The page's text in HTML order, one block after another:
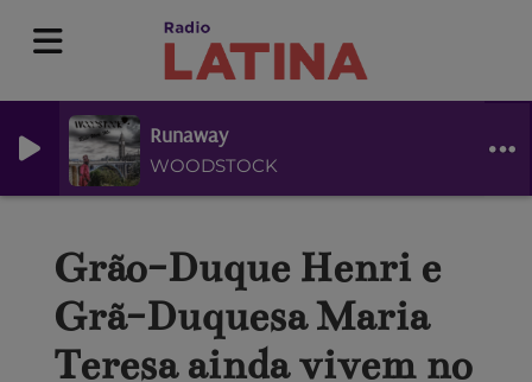
Runaway
WOODSTOCK
Grão-Duque Henri e
Grã-Duquesa Maria
Teresa ainda vivem no